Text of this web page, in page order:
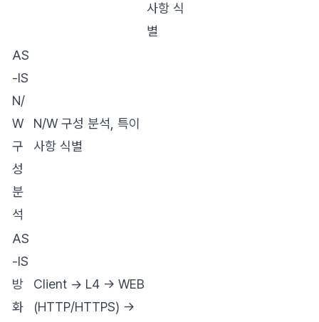
사항 식
별
AS
-IS
N/
W
구
성
분
석
N/W 구성 분석, 특이
사항 식별
AS
-IS
방
화
Client → L4 → WEB
(HTTP/HTTPS) →